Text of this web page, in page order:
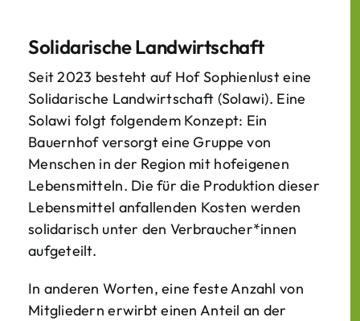
Solidarische Landwirtschaft
Seit 2023 besteht auf Hof Sophienlust eine
Solidarische Landwirtschaft (Solawi). Eine
Solawi folgt folgendem Konzept: Ein
Bauern­hof versorgt eine Gruppe von
Menschen in der Region mit hof­eigenen
Lebens­mitteln. Die für die Produktion dieser
Lebens­mittel anfallenden Kosten werden
solidarisch unter den Verbraucher*­innen
aufgeteilt.
In anderen Worten, eine feste Anzahl von
Mitgliedern erwirbt einen Anteil an der